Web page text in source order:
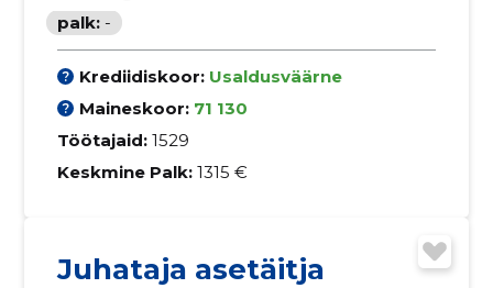
palk: -
Krediidiskoor: Usaldusväärne
Maineskoor: 71 130
Töötajaid: 1529
Keskmine Palk: 1315 €
Juhataja asetäitja